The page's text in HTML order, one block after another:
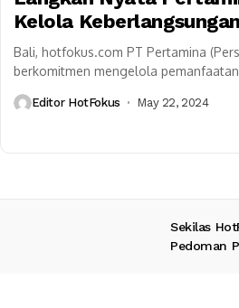
Kelola
Bali, hotfokus.com PT Pertamina
berkomitmen mengelola
Sustainable Development Goals
Editor HotFokus May 22, 2024
Sekilas
Pedoman